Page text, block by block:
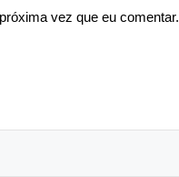
vez que eu comentar.